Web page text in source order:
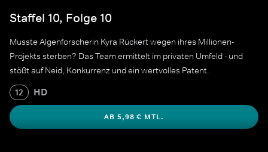
Staffel 10, Folge 10
Musste Algenforscherin Kyra Rückert wegen ihres Millionen-
Projekts sterben? Das Team ermittelt im privaten Umfeld - und
stößt auf Neid, Konkurrenz und ein wertvolles Patent.
12 HD
AB 5,98 € MTL.